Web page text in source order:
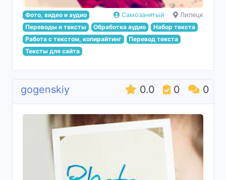
Самозанятый Липецк
Фото, видео и аудио
Переводы и тексты
Обработка аудио
Набор текста
Работа с текстом, копирайтинг
Перевод текста
Тексты для сайта
0.0 0 0
gogenskiy